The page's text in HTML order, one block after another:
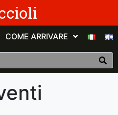
COME ARRIVARE